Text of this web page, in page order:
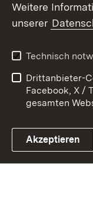
Link zum
Kontakt
Barrierefreiheit
Impressum
Weitere
unserer
Technisch
Drittanbieter-
Facebook, X /
gesamten
Akzeptieren